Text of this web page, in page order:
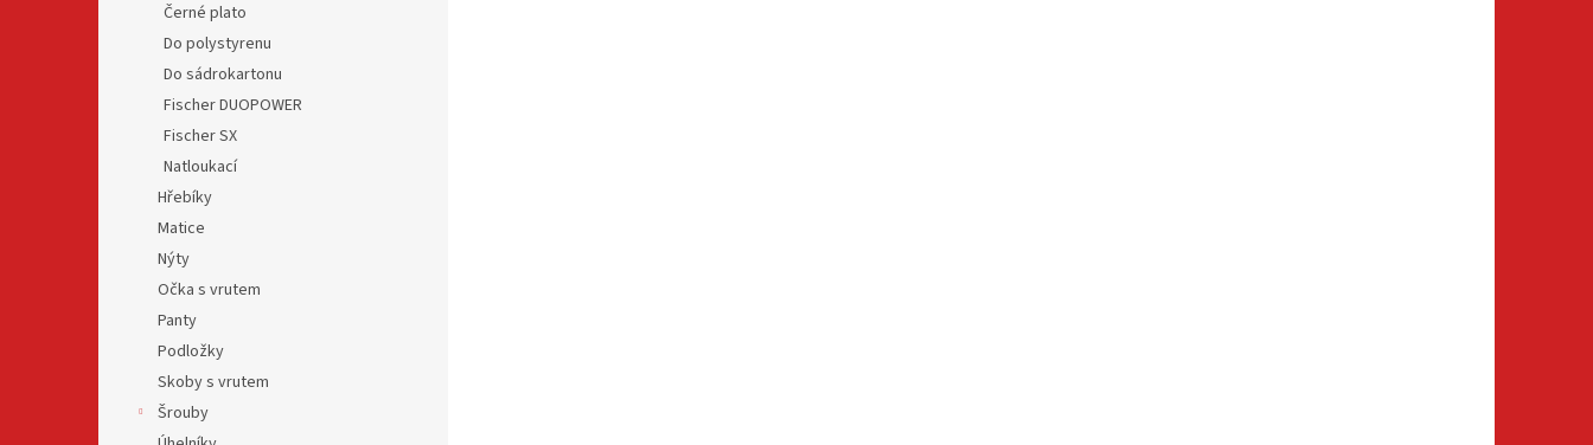
Černé plato
Do polystyrenu
Do sádrokartonu
Fischer DUOPOWER
Fischer SX
Natloukací
Hřebíky
Matice
Nýty
Očka s vrutem
Panty
Podložky
Skoby s vrutem
Šrouby